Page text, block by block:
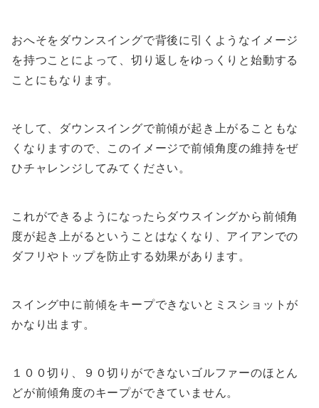
おへそをダウンスイングで背後に引くようなイメージ
を持つことによって、切り返しをゆっくりと始動する
ことにもなります。
そして、ダウンスイングで前傾が起き上がることもな
くなりますので、このイメージで前傾角度の維持をぜ
ひチャレンジしてみてください。
これができるようになったらダウスイングから前傾角
度が起き上がるということはなくなり、アイアンでの
ダフリやトップを防止する効果があります。
スイング中に前傾をキープできないとミスショットが
かなり出ます。
１００切り、９０切りができないゴルファーのほとん
どが前傾角度のキープができていません。